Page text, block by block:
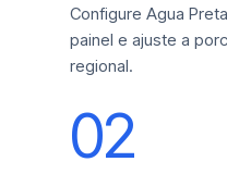
Configure Agua
painel e ajuste a
regional.
02